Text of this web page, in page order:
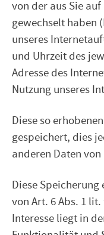
von der aus Sie
gewechselt haben
unseres
und Uhrzeit des
Adresse des
Nutzung unseres
Diese so
gespeichert, dies
anderen Daten von
Diese
von Art. 6 Abs. 1
Interesse liegt in